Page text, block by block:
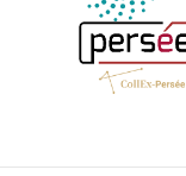
Menu